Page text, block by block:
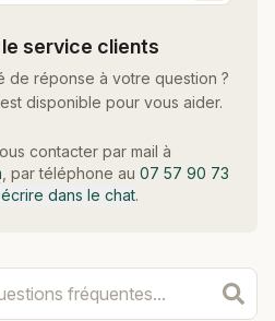
service clients
de réponse à votre question ?
disponible pour vous aider.
contacter par mail à
, par téléphone au 07 57 90 73
dans le chat.